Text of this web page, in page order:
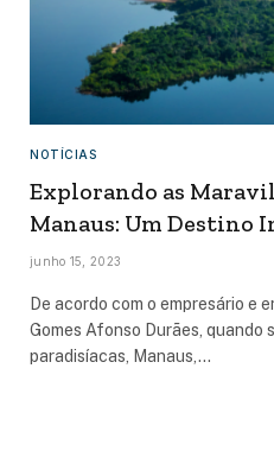
NOTÍCIAS
Explorando as
Manaus: Um Destino
junho 15, 2023
De acordo com o empresário e
Gomes Afonso Durães, quando
paradisíacas, Manaus,…